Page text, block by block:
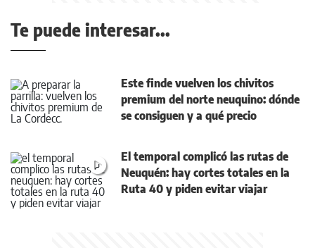
Te puede interesar...
Este finde vuelven los chivitos
premium del norte neuquino: dónde
se consiguen y a qué precio
El temporal complicó las rutas de
Neuquén: hay cortes totales en la
Ruta 40 y piden evitar viajar